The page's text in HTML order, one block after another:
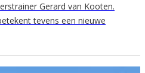
Gerard van Kooten.
tevens een nieuwe